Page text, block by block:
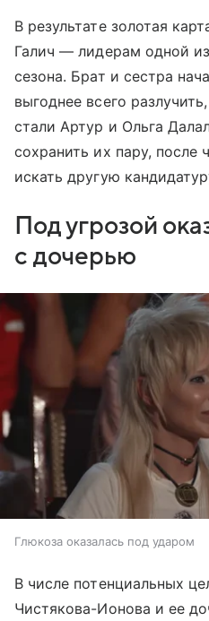
В результате золотая
Галич — лидерам одной
сезона. Брат и сестра
выгоднее всего
стали Артур и Ольга
сохранить их пару, после
искать другую
Под угрозой
с дочерью
Глюкоза оказалась под ударом
В числе потенциальных
Чистякова-Ионова и ее